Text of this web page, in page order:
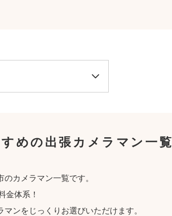
めの出張カメラマン一覧
カメラマン一覧です。
金体系！
ンをじっくりお選びいただけます。